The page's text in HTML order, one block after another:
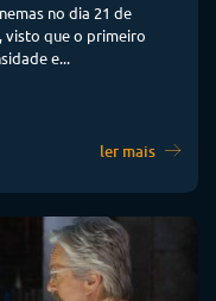
no dia 21 de
visto que o primeiro
e...
ler mais